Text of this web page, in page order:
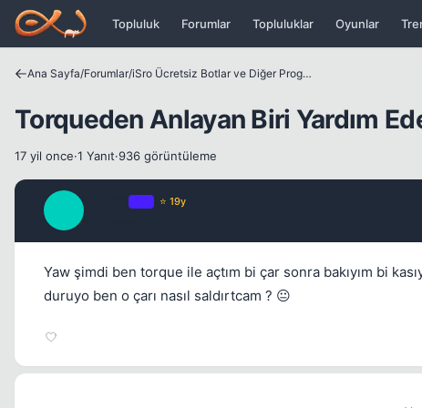
Icerige atla
Topluluk Forumlar Topluluklar Oyunlar
Ana Sayfa/Forumlar/ iSro Ücretsiz Botlar ve Diğer Programlar
Torqueden Anlayan Biri Yardım
17 yil once·1 Yanıt·936 görüntüleme
⭐ 19y
Yaw şimdi ben torque ile açtım bi çar sonra bakıyım bi
duruyo ben o çarı nasıl saldırtcam ? 😐